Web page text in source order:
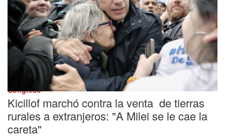
Congreso
Kicillof marchó contra la venta de tierras
rurales a extranjeros: "A Milei se le cae la
careta"